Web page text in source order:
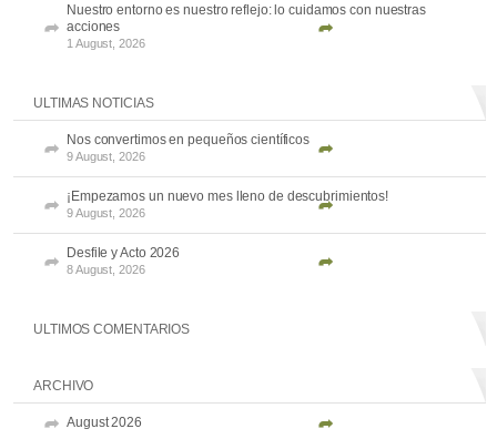
Nuestro entorno es nuestro reflejo: lo cuidamos con nuestras
acciones
1 August, 2026
ULTIMAS NOTICIAS
Nos convertimos en pequeños científicos
9 August, 2026
¡Empezamos un nuevo mes lleno de descubrimientos!
9 August, 2026
Desfile y Acto 2026
8 August, 2026
ULTIMOS COMENTARIOS
ARCHIVO
August 2026